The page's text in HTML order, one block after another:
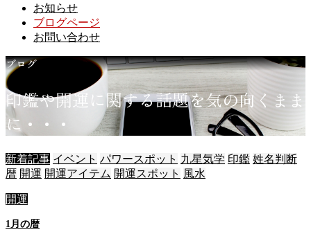
お知らせ
ブログページ
お問い合わせ
ブログ
印鑑や開運に関する話題を気の向 く ま ま
に ・ ・ ・
新着記事 イベント パワースポット 九星気学 印鑑 姓名判断
暦 開運 開運アイテム 開運スポット 風水
開運
1月の暦